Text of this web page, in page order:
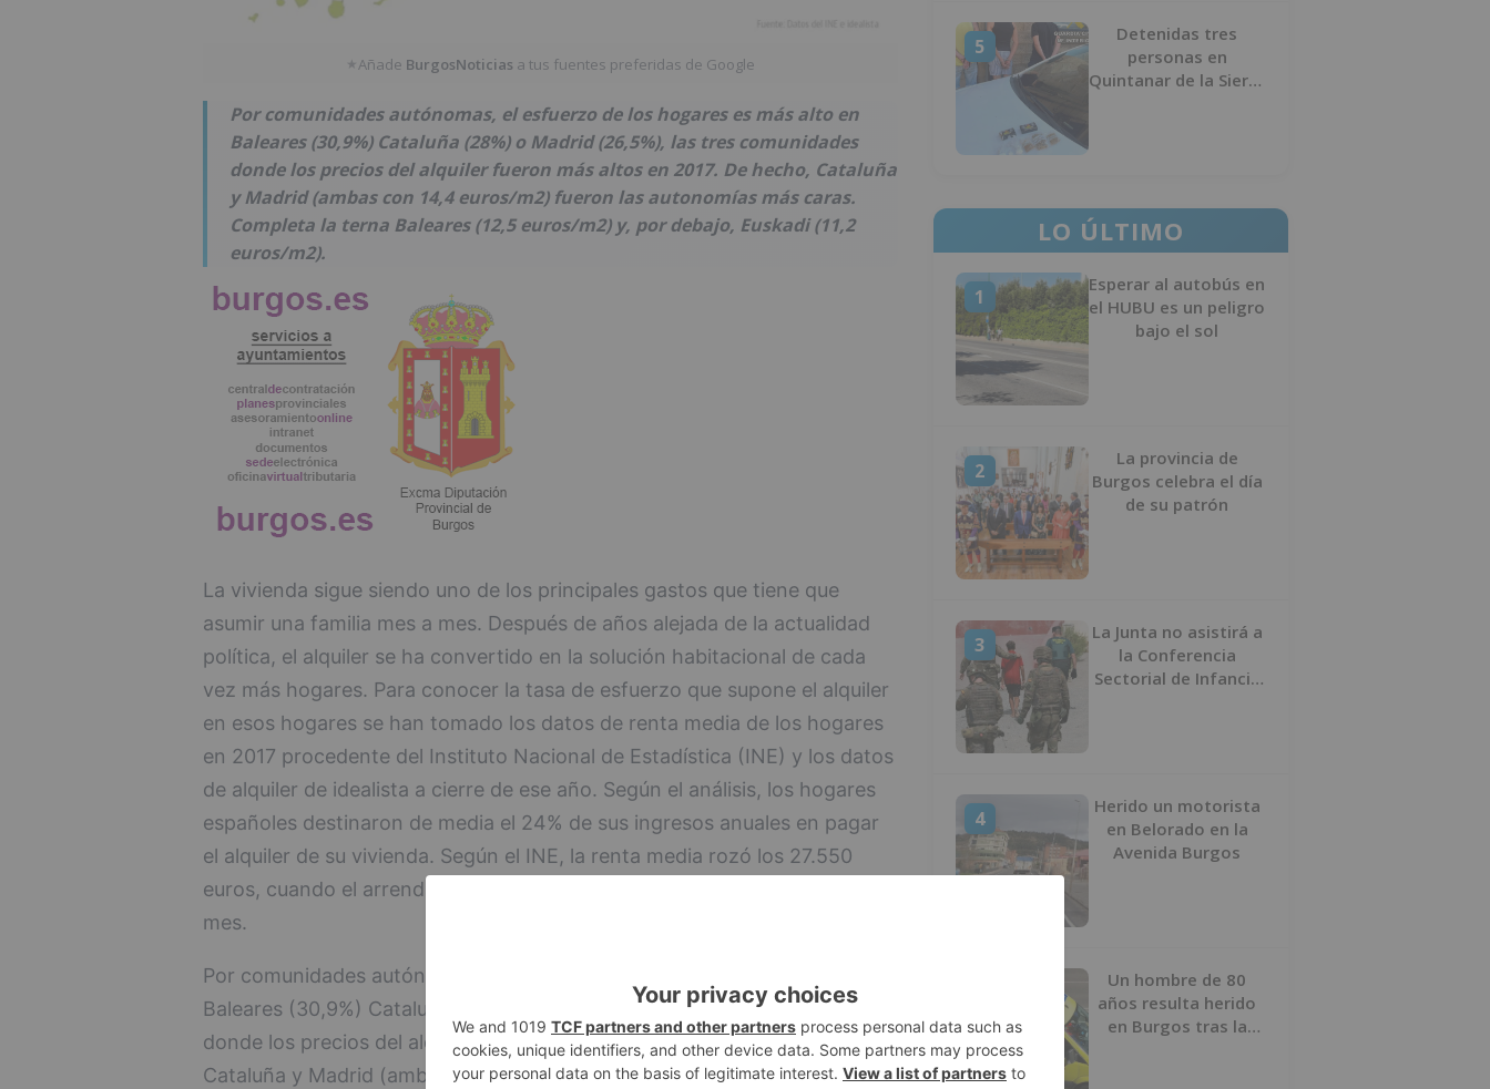
★ Añade BurgosNoticias a tus fuentes preferidas de Google
Por comunidades autónomas, el esfuerzo de los hogares es más alto en
Baleares (30,9%) Cataluña (28%) o Madrid (26,5%), las tres comunidades
donde los precios del alquiler fueron más altos en 2017. De hecho, Cataluña
y Madrid (ambas con 14,4 euros/m2) fueron las autonomías más caras.
Completa la terna Baleares (12,5 euros/m2) y, por debajo, Euskadi (11,2
euros/m2).
La vivienda sigue siendo uno de los principales gastos que tiene que
asumir una familia mes a mes. Después de años alejada de la actualidad
política, el alquiler se ha convertido en la solución habitacional de cada
vez más hogares. Para conocer la tasa de esfuerzo que supone el alquiler
en esos hogares se han tomado los datos de renta media de los hogares
en 2017 procedente del Instituto Nacional de Estadística (INE) y los datos
de alquiler de idealista a cierre de ese año. Según el análisis, los hogares
españoles destinaron de media el 24% de sus ingresos anuales en pagar
el alquiler de su vivienda. Según el INE, la renta media rozó los 27.550
euros, cuando el arrendamiento medio acabó 2017 en 9,7 euros/m2 al
mes.
Por comunidades autónomas, el esfuerzo de los hogares es más alto en
Baleares (30,9%) Cataluña (28%) o Madrid (26,5%), las tres comunidades
donde los precios del alquiler fueron más altos en 2017. De hecho,
Cataluña y Madrid (ambas con 14,4 euros/m2) fueron las autonomías más
5
Detenidas tres
personas en
Quintanar de la Sierra
LO ÚLTIMO
1
Esperar al autobús en
el HUBU es un peligro
bajo el sol
2
La provincia de
Burgos celebra el día
de su patrón
3
La Junta no asistirá a
la Conferencia
Sectorial de Infancia
4
Herido un motorista
en Belorado en la
Avenida Burgos
Un hombre de 80
años resulta herido
en Burgos tras la